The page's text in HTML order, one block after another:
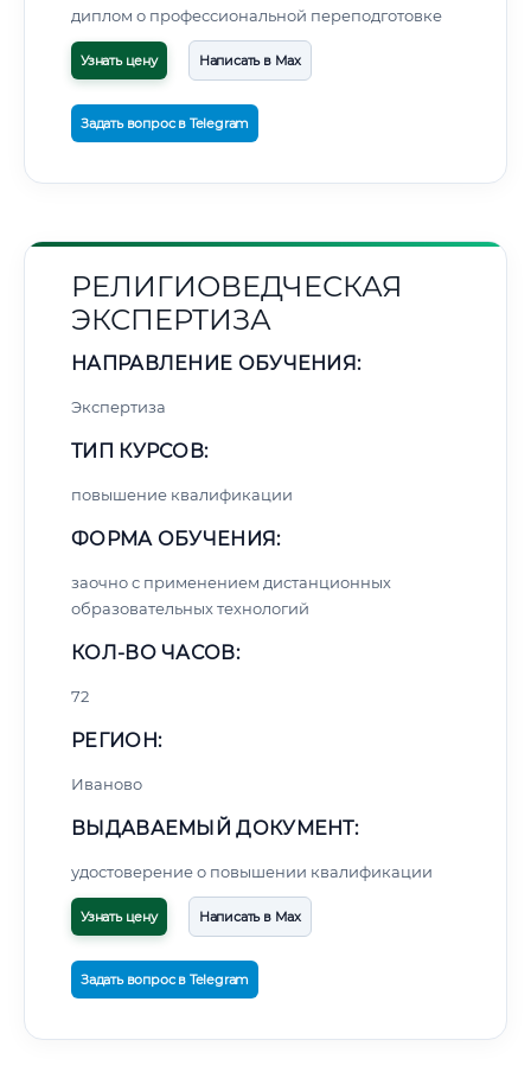
диплом о профессиональной переподготовке
Узнать цену Написать в Max
Задать вопрос в Telegram
РЕЛИГИОВЕДЧЕСКАЯ
ЭКСПЕРТИЗА
НАПРАВЛЕНИЕ ОБУЧЕНИЯ:
Экспертиза
ТИП КУРСОВ:
повышение квалификации
ФОРМА ОБУЧЕНИЯ:
заочно с применением дистанционных
образовательных технологий
КОЛ-ВО ЧАСОВ:
72
РЕГИОН:
Иваново
ВЫДАВАЕМЫЙ ДОКУМЕНТ:
удостоверение о повышении квалификации
Узнать цену Написать в Max
Задать вопрос в Telegram